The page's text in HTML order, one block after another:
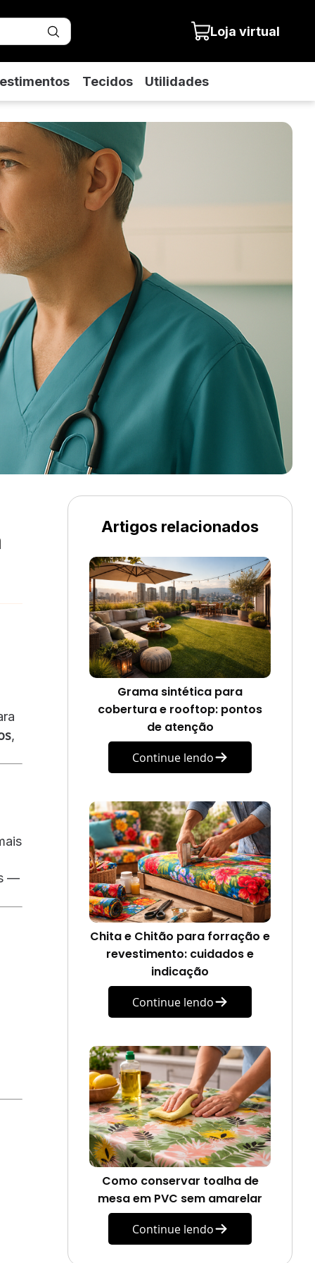
Loja virtual
Tecidos Utilidades
,
—
Artigos relacionados
Grama sintética para
cobertura e rooftop: pontos
de atenção
Continue lendo
Chita e Chitão para forração e
revestimento: cuidados e
indicação
Continue lendo
Como conservar toalha de
mesa em PVC sem amarelar
Continue lendo